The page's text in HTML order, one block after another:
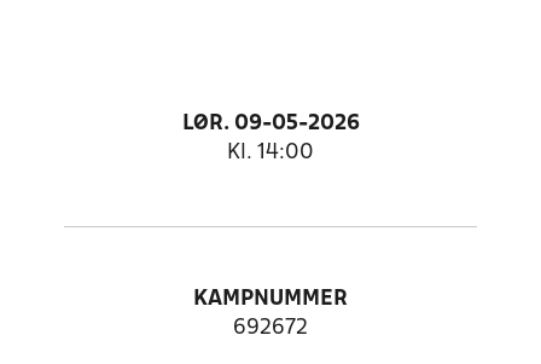
LØR. 09-05-2026
Kl. 14:00
KAMPNUMMER
692672